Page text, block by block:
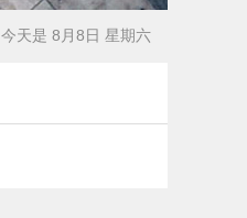
今天是 8月8日 星期六